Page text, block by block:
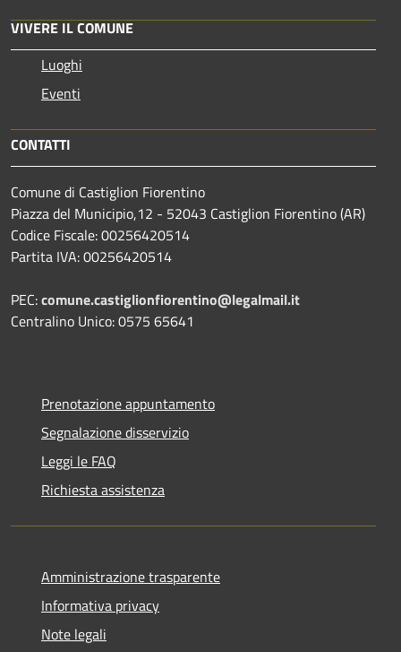
VIVERE IL COMUNE
Luoghi
Eventi
CONTATTI
Comune di Castiglion Fiorentino
Piazza del Municipio,12 - 52043 Castiglion Fiorentino (AR)
Codice Fiscale: 00256420514
Partita IVA: 00256420514
PEC:comune.castiglionfiorentino@legalmail.it
Centralino Unico: 0575 65641
Prenotazione appuntamento
Segnalazione disservizio
Leggi le FAQ
Richiesta assistenza
Amministrazione trasparente
Informativa privacy
Note legali